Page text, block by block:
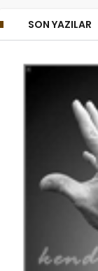
SON YAZILAR